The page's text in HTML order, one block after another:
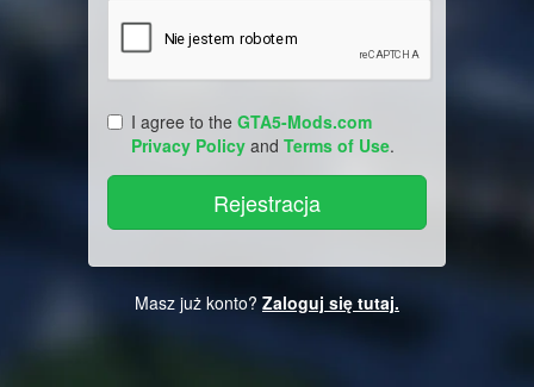
I agree to the GTA5-Mods.com
Privacy Policy and Terms of Use.
Masz już konto? Zaloguj się tutaj.